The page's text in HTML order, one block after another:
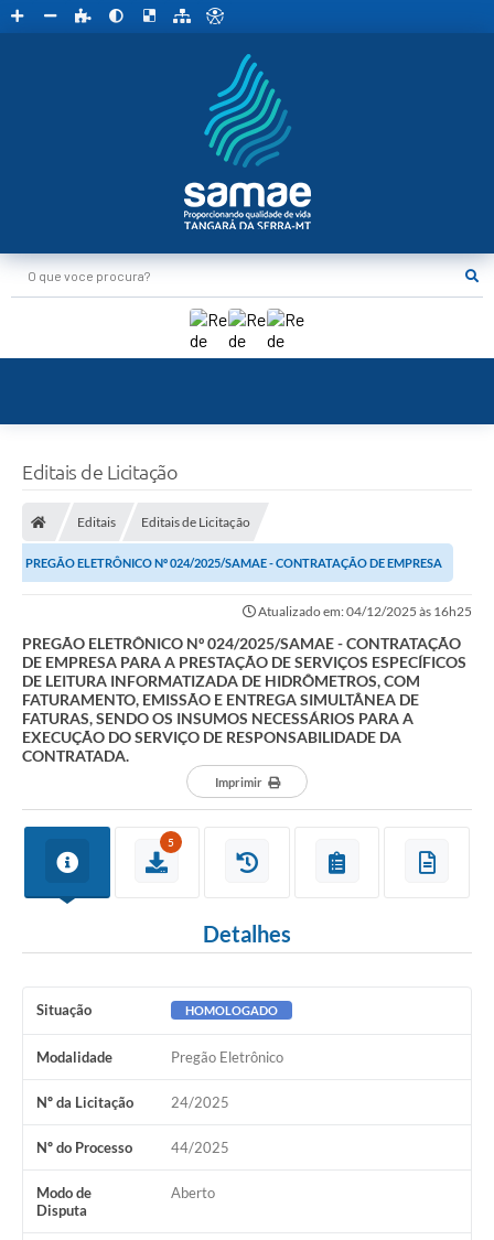
O que voce procura?
Editais de Licitação
Editais Editais de Licitação
PREGÃO ELETRÔNICO Nº 024/2025/SAMAE - CONTRATAÇÃO DE EMPRESA
Atualizado em: 04/12/2025 às 16h25
PREGÃO ELETRÔNICO Nº 024/2025/SAMAE - CONTRATAÇÃO
DE EMPRESA PARA A PRESTAÇÃO DE SERVIÇOS ESPECÍFICOS
DE LEITURA INFORMATIZADA DE HIDRÔMETROS, COM
FATURAMENTO, EMISSÃO E ENTREGA SIMULTÂNEA DE
FATURAS, SENDO OS INSUMOS NECESSÁRIOS PARA A
EXECUÇÃO DO SERVIÇO DE RESPONSABILIDADE DA
CONTRATADA.
Imprimir
5
Detalhes
Situação HOMOLOGADO
Modalidade Pregão Eletrônico
Nº da Licitação 24/2025
Nº do Processo 44/2025
Modo de
Disputa
Aberto